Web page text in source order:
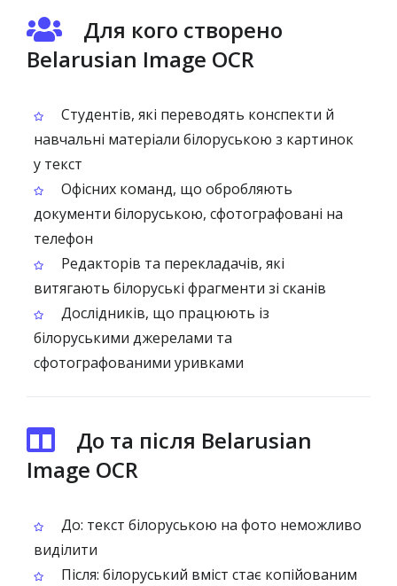
Для кого створено
Belarusian Image OCR
Студентів, які переводять конспекти й
навчальні матеріали білоруською з картинок
у текст
Офісних команд, що обробляють
документи білоруською, сфотографовані на
телефон
Редакторів та перекладачів, які
витягають білоруські фрагменти зі сканів
Дослідників, що працюють із
білоруськими джерелами та
сфотографованими уривками
До та після Belarusian
Image OCR
До: текст білоруською на фото неможливо
виділити
Після: білоруський вміст стає копійованим